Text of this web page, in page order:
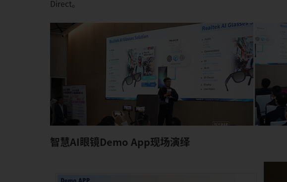
Direct。
智慧AI眼镜Demo App现场演绎